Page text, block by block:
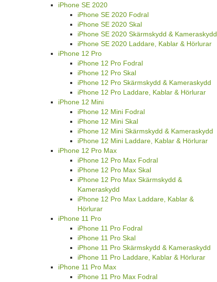
iPhone SE 2020
iPhone SE 2020 Fodral
iPhone SE 2020 Skal
iPhone SE 2020 Skärmskydd & Kameraskydd
iPhone SE 2020 Laddare, Kablar & Hörlurar
iPhone 12 Pro
iPhone 12 Pro Fodral
iPhone 12 Pro Skal
iPhone 12 Pro Skärmskydd & Kameraskydd
iPhone 12 Pro Laddare, Kablar & Hörlurar
iPhone 12 Mini
iPhone 12 Mini Fodral
iPhone 12 Mini Skal
iPhone 12 Mini Skärmskydd & Kameraskydd
iPhone 12 Mini Laddare, Kablar & Hörlurar
iPhone 12 Pro Max
iPhone 12 Pro Max Fodral
iPhone 12 Pro Max Skal
iPhone 12 Pro Max Skärmskydd &
Kameraskydd
iPhone 12 Pro Max Laddare, Kablar &
Hörlurar
iPhone 11 Pro
iPhone 11 Pro Fodral
iPhone 11 Pro Skal
iPhone 11 Pro Skärmskydd & Kameraskydd
iPhone 11 Pro Laddare, Kablar & Hörlurar
iPhone 11 Pro Max
iPhone 11 Pro Max Fodral